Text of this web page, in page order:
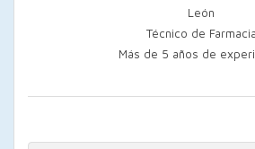
León
Técnico de Farmacia
Más de 5 años de